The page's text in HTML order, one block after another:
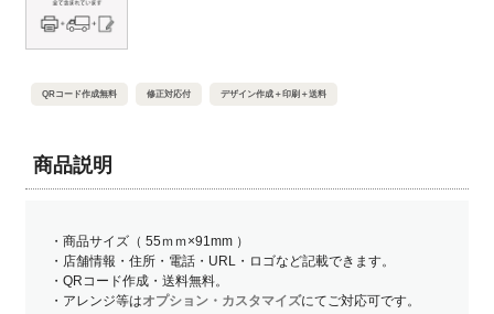
QRコード作成無料 修正対応付 デザイン作成＋印刷＋送料
商品説明
・商品サイズ（ 55ｍｍ×91mm ）
・店舗情報・住所・電話・URL・ロゴなど記載できます。
・QRコード作成・送料無料。
・アレンジ等はオプション・カスタマイズにてご対応可です。